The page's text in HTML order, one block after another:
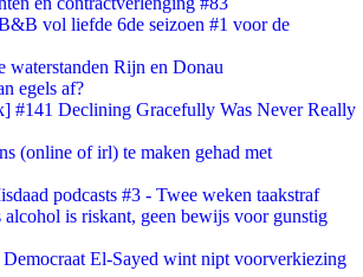
vol liefde 6de seizoen #1 voor de
waterstanden Rijn en Donau
egels af?
#141 Declining Gracefully Was Never Really
(online of irl) te maken gehad met
podcasts #3 - Twee weken taakstraf
is riskant, geen bewijs voor gunstig
Democraat El-Sayed wint nipt voorverkiezing